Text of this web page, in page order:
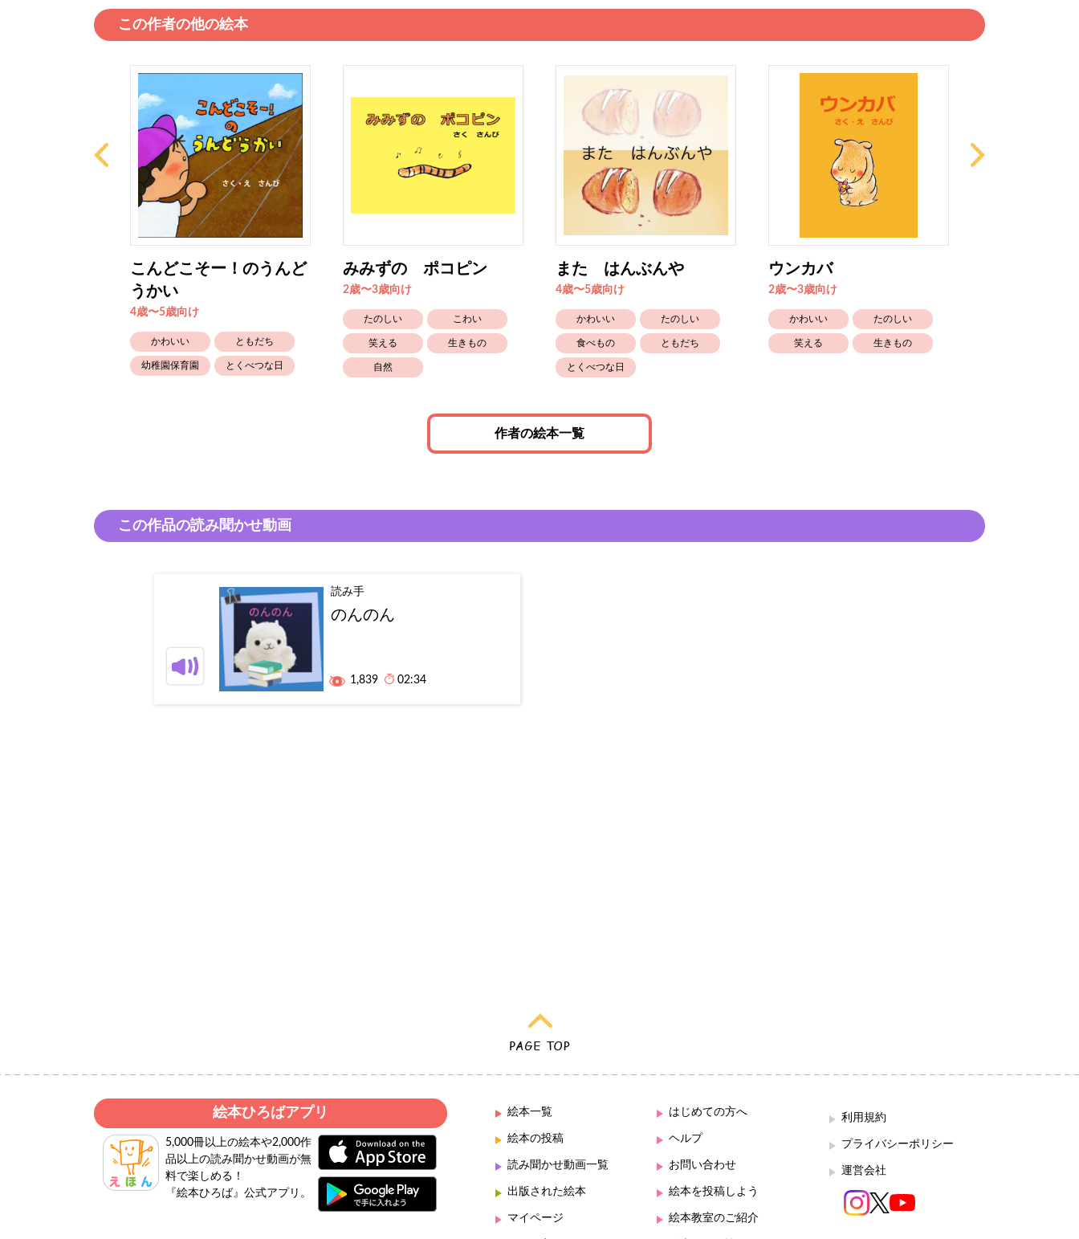
この作者の他の絵本
こんどこそー！のうんど
うかい
4歳〜5歳向け
かわいい ともだち
幼稚園保育園 とくべつな日
みみずの ポコピン
2歳〜3歳向け
たのしい こわい
笑える 生きもの
自然
また はんぶんや
4歳〜5歳向け
かわいい たのしい
食べもの ともだち
とくべつな日
ウンカバ
2歳〜3歳向け
かわいい たのしい
笑える 生きもの
作者の絵本一覧
この作品の読み聞かせ動画
読み手
のんのん
1,839 02:34
絵本ひろばアプリ
5,000冊以上の絵本や2,000作
品以上の読み聞かせ動画が無
料で楽しめる！
『絵本ひろば』公式アプリ。
絵本一覧
絵本の投稿
読み聞かせ動画一覧
出版された絵本
マイページ
はじめての方へ
ヘルプ
お問い合わせ
絵本を投稿しよう
絵本教室のご紹介
利用規約
プライバシーポリシー
運営会社